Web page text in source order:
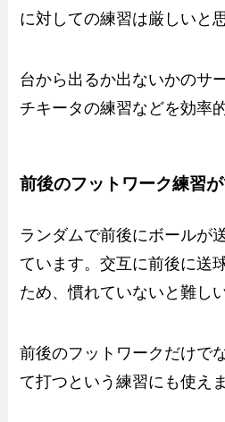
に対しての練習は厳しいと
台から出るか出ないかのサ
チキータの練習などを効率
前後のフットワーク練習
ランダムで前後にボールが
ています。交互に前後に送
ため、慣れていないと難し
前後のフットワークだけで
て打つという練習にも使えま